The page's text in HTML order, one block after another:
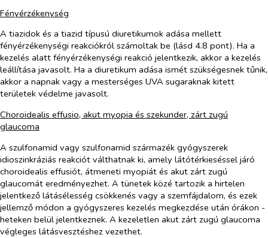
Fényérzékenység
A tiazidok és a tiazid típusú diuretikumok adása mellett
fényérzékenységi reakciókról számoltak be (lásd 4.8 pont). Ha a
kezelés alatt fényérzékenységi reakció jelentkezik, akkor a kezelés
leállítása javasolt. Ha a diuretikum adása ismét szükségesnek tűnik,
akkor a napnak vagy a mesterséges UVA sugaraknak kitett
területek védelme javasolt.
Choroidealis effusio, akut myopia és szekunder, zárt zugú
glaucoma
A szulfonamid vagy szulfonamid származék gyógyszerek
idioszinkráziás reakciót válthatnak ki, amely látótérkieséssel járó
choroidealis effusiót, átmeneti myopiát és akut zárt zugú
glaucomát eredményezhet. A tünetek közé tartozik a hirtelen
jelentkező látásélesség csökkenés vagy a szemfájdalom, és ezek
jellemző módon a gyógyszeres kezelés megkezdése után órákon -
heteken belül jelentkeznek. A kezeletlen akut zárt zugú glaucoma
végleges látásvesztéshez vezethet.